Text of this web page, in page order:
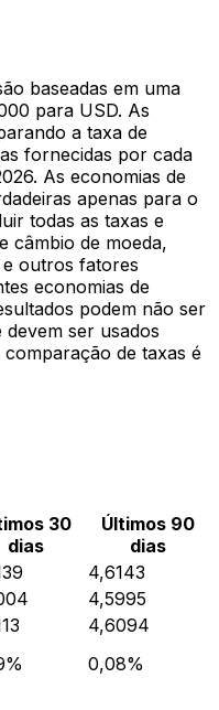
baseadas em uma
para USD. As
a taxa de
fornecidas por cada
As economias de
apenas para o
todas as taxas e
câmbio de moeda,
outros fatores
economias de
podem não ser
devem ser usados
de taxas é
30
dias
Últimos 90
dias
4,6143
4,5995
4,6094
0,08%